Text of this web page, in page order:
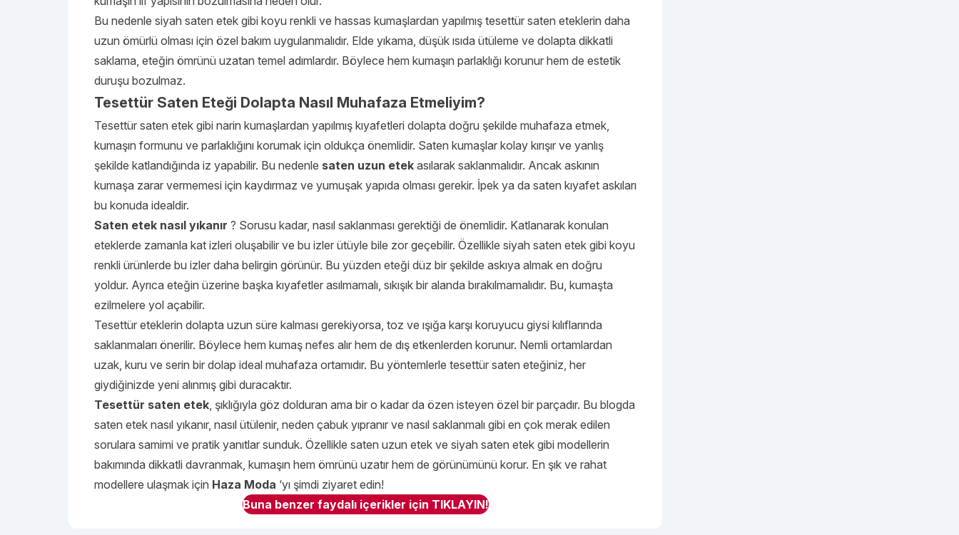
Bu nedenle siyah saten etek gibi koyu renkli ve hassas kumaşlardan yapılmış tesettür saten eteklerin daha
uzun ömürlü olması için özel bakım uygulanmalıdır. Elde yıkama, düşük ısıda ütüleme ve dolapta dikkatli
saklama, eteğin ömrünü uzatan temel adımlardır. Böylece hem kumaşın parlaklığı korunur hem de estetik
duruşu bozulmaz.
Tesettür Saten Eteği Dolapta Nasıl Muhafaza Etmeliyim?
Tesettür saten etek gibi narin kumaşlardan yapılmış kıyafetleri dolapta doğru şekilde muhafaza etmek,
kumaşın formunu ve parlaklığını korumak için oldukça önemlidir. Saten kumaşlar kolay kırışır ve yanlış
şekilde katlandığında iz yapabilir. Bu nedenle saten uzun etek asılarak saklanmalıdır. Ancak askının
kumaşa zarar vermemesi için kaydırmaz ve yumuşak yapıda olması gerekir. İpek ya da saten kıyafet askıları
bu konuda idealdir.
Saten etek nasıl yıkanır ? Sorusu kadar, nasıl saklanması gerektiği de önemlidir. Katlanarak konulan
eteklerde zamanla kat izleri oluşabilir ve bu izler ütüyle bile zor geçebilir. Özellikle siyah saten etek gibi koyu
renkli ürünlerde bu izler daha belirgin görünür. Bu yüzden eteği düz bir şekilde askıya almak en doğru
yoldur. Ayrıca eteğin üzerine başka kıyafetler asılmamalı, sıkışık bir alanda bırakılmamalıdır. Bu, kumaşta
ezilmelere yol açabilir.
Tesettür eteklerin dolapta uzun süre kalması gerekiyorsa, toz ve ışığa karşı koruyucu giysi kılıflarında
saklanmaları önerilir. Böylece hem kumaş nefes alır hem de dış etkenlerden korunur. Nemli ortamlardan
uzak, kuru ve serin bir dolap ideal muhafaza ortamıdır. Bu yöntemlerle tesettür saten eteğiniz, her
giydiğinizde yeni alınmış gibi duracaktır.
Tesettür saten etek, şıklığıyla göz dolduran ama bir o kadar da özen isteyen özel bir parçadır. Bu blogda
saten etek nasıl yıkanır, nasıl ütülenir, neden çabuk yıpranır ve nasıl saklanmalı gibi en çok merak edilen
sorulara samimi ve pratik yanıtlar sunduk. Özellikle saten uzun etek ve siyah saten etek gibi modellerin
bakımında dikkatli davranmak, kumaşın hem ömrünü uzatır hem de görünümünü korur. En şık ve rahat
modellere ulaşmak için Haza Moda ‘yı şimdi ziyaret edin!
Buna benzer faydalı içerikler için TIKLAYIN!